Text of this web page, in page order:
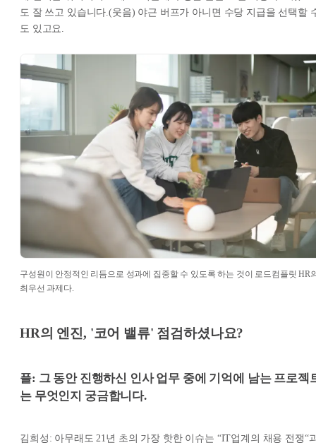
도 잘 쓰고 있습니다.(웃음) 야근 버프가 아니면 수당 지급을 선택할
도 있고요.
구성원이 안정적인 리듬으로 성과에 집중할 수 있도록 하는 것이 로드컴플릿 HR
최우선 과제다.
HR의 엔진, '코어 밸류' 점검하셨나요?
플: 그 동안 진행하신 인사 업무 중에 기억에 남는 프로젝
는 무엇인지 궁금합니다.
김희성: 아무래도 21년 초의 가장 핫한 이슈는 “IT업계의 채용 전쟁“